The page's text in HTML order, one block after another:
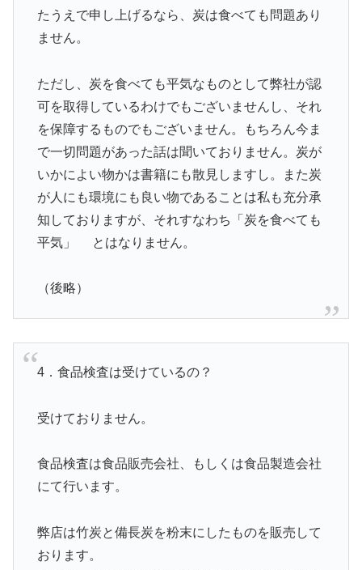
たうえで申し上げるなら、炭は食べても問題あり
ません。
ただし、炭を食べても平気なものとして弊社が認
可を取得しているわけでもございませんし、それ
を保障するものでもございません。もちろん今ま
で一切問題があった話は聞いておりません。炭が
いかによい物かは書籍にも散見しますし。また炭
が人にも環境にも良い物であることは私も充分承
知しておりますが、それすなわち「炭を食べても
平気」 とはなりません。
（後略）
4．食品検査は受けているの？
受けておりません。
食品検査は食品販売会社、もしくは食品製造会社
にて行います。
弊店は竹炭と備長炭を粉末にしたものを販売して
おります。